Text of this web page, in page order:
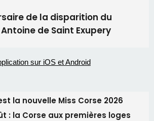
de la disparition du
de Saint Exupery
la nouvelle Miss Corse 2026
: la Corse aux premières loges